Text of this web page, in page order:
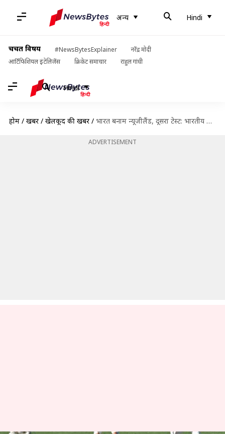
अन्य Hindi
चर्चित विषय #NewsBytesExplainer
नरेंद्र मोदी
आर्टिफिशियल इंटेलिजेंस
क्रिकेट समाचार राहुल गांधी
Hindi
होम / खबरें / खेलकूद की खबरें / भारत बनाम न्यूजीलैंड, दूसरा टेस्ट: भारतीय टीम में शामिल हुए खिलाड़ियों का हालिया प्रदर्शन कैसा है?
ADVERTISEMENT